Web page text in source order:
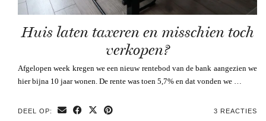
Huis laten taxeren en misschien toch
verkopen?
Afgelopen week kregen we een nieuw rentebod van de bank aangezien we
hier bijna 10 jaar wonen. De rente was toen 5,7% en dat vonden we …
DEEL OP: 3 REACTIES